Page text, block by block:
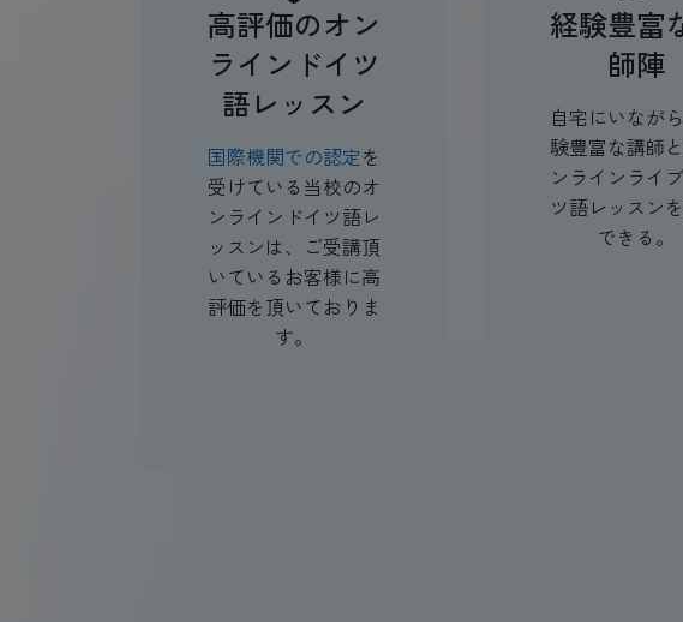
高評価のオン
ラインドイツ
語レッスン
国際機関での認定を
受けている当校のオ
ンラインドイツ語レ
ッスンは、ご受講頂
いているお客様に高
評価を頂いておりま
す。
経験豊富
師陣
自宅にいなが
験豊富な講師
ンラインライ
ツ語レッスン
できる。